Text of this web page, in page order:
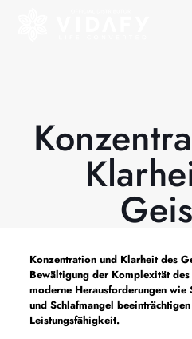
Konzentration und Klarheit des
Bewältigung der Komplexität
moderne Herausforderungen wie
und Schlafmangel
Leistungsfähigkeit.